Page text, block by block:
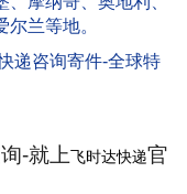
兰等地。
递咨询寄件-全球特
-就上飞时达快递官